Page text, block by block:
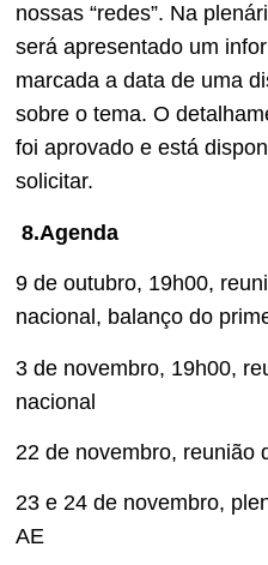
nossas “redes”. Na
será apresentado um
marcada a data de uma
sobre o tema. O
foi aprovado e está
solicitar.
8.Agenda
9 de outubro, 19h00,
nacional, balanço do
3 de novembro, 19h00,
nacional
22 de novembro, reunião
23 e 24 de novembro,
AE